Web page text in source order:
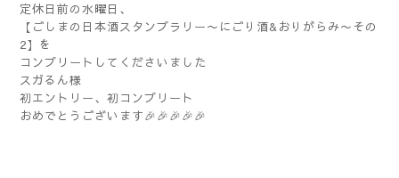
定休日前の水曜日、
【ごしまの日本酒スタンプラリー〜にごり酒&おりがらみ〜その
2】を
コンプリートしてくださいました
スガるん様
初エントリー、初コンプリート
おめでとうございます🎉🎉🎉🎉🎉